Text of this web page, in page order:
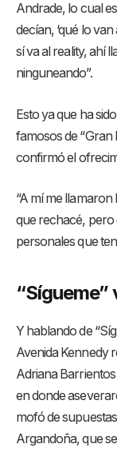
Andrade, lo cual
decían, ‘qué lo
sí va al reality, ahí
ninguneando”.
Esto ya que ha
famosos de “Gran
confirmó el
“A mí me
que rechacé,
personales que
“Sígueme”
Y hablando de
Avenida Kennedy
Adriana Barrientos
en donde
mofó de
Argandoña, que